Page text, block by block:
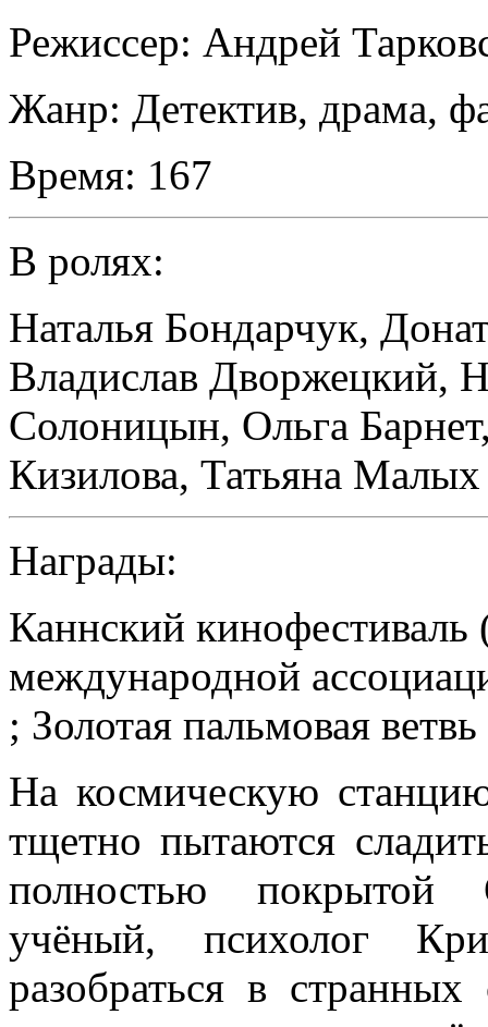
Режиссер: Андрей
Жанр: Детектив, драма,
Время: 167
В ролях:
Наталья Бондарчук,
Владислав Дворжецкий,
Солоницын, Ольга Барнет
Кизилова, Татьяна Малых
Награды:
Каннский
международной
; Золотая пальмовая
На космическую
тщетно пытаются
полностью покрытой
учёный, психолог
разобраться в